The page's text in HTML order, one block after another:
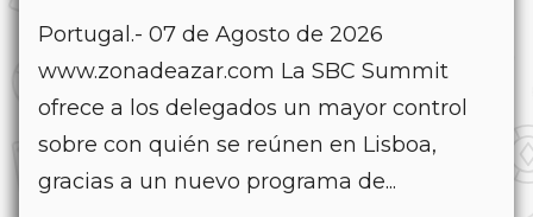
Portugal.- 07 de Agosto de 2026
www.zonadeazar.com La SBC Summit
ofrece a los delegados un mayor control
sobre con quién se reúnen en Lisboa,
gracias a un nuevo programa de...